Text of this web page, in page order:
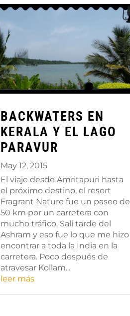
BACKWATERS EN
KERALA Y EL LAGO
PARAVUR
May 12, 2015
El viaje desde Amritapuri hasta
el próximo destino, el resort
Fragrant Nature fue un paseo de
50 km por un carretera con
mucho tráfico. Salí tarde del
Ashram y eso fue lo que me hizo
encontrar a toda la India en la
carretera. Poco después de
atravesar Kollam...
leer más